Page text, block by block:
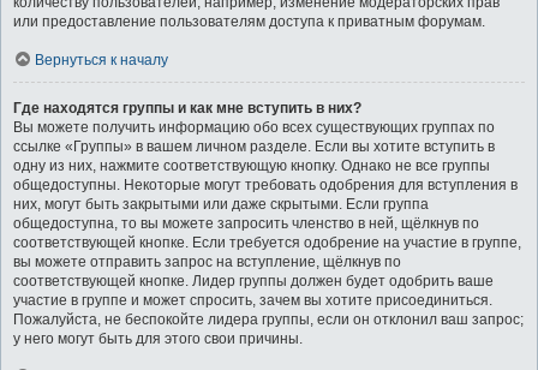
или предоставление пользователям доступа к приватным форумам.
Вернуться к началу
Где находятся группы и как мне вступить в них?
Вы можете получить информацию обо всех существующих группах по
ссылке «Группы» в вашем личном разделе. Если вы хотите вступить в
одну из них, нажмите соответствующую кнопку. Однако не все группы
общедоступны. Некоторые могут требовать одобрения для вступления в
них, могут быть закрытыми или даже скрытыми. Если группа
общедоступна, то вы можете запросить членство в ней, щёлкнув по
соответствующей кнопке. Если требуется одобрение на участие в группе,
вы можете отправить запрос на вступление, щёлкнув по
соответствующей кнопке. Лидер группы должен будет одобрить ваше
участие в группе и может спросить, зачем вы хотите присоединиться.
Пожалуйста, не беспокойте лидера группы, если он отклонил ваш запрос;
у него могут быть для этого свои причины.